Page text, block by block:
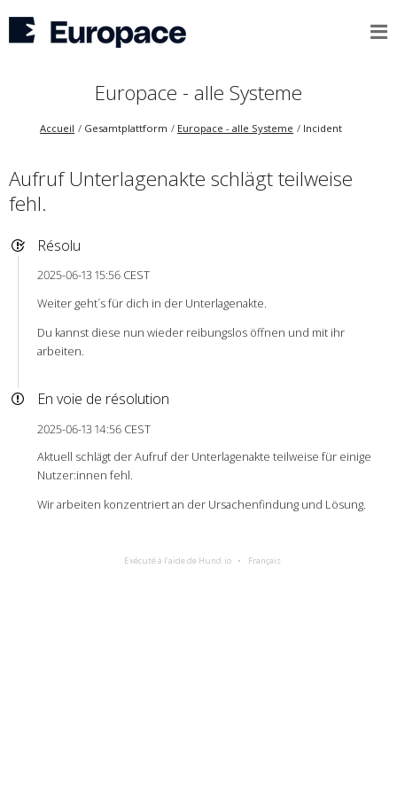
Europace - alle Systeme
Accueil Gesamtplattform Europace - alle Systeme Incident
Aufruf Unterlagenakte schlägt teilweise
fehl.
Résolu
2025-06-13 15:56 CEST
Weiter geht´s für dich in der Unterlagenakte.
Du kannst diese nun wieder reibungslos öffnen und mit ihr
arbeiten.
En voie de résolution
2025-06-13 14:56 CEST
Aktuell schlägt der Aufruf der Unterlagenakte teilweise für einige
Nutzer:innen fehl.
Wir arbeiten konzentriert an der Ursachenfindung und Lösung.
Exécuté à l’aide de Hund.io Français